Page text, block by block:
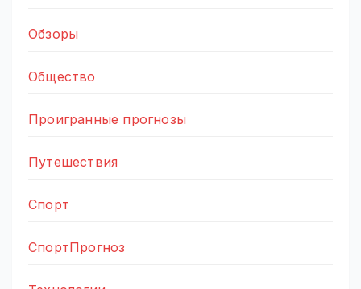
Обзоры
Общество
Проигранные прогнозы
Путешествия
Спорт
СпортПрогноз